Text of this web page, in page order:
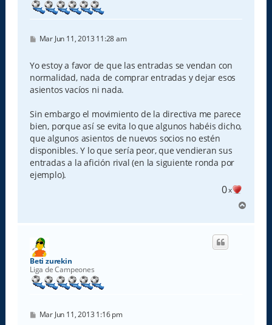
M
s
a
j
e
Mar Jun 11, 2013 11:28 am
Yo estoy a favor de que las entradas se vendan con
normalidad, nada de comprar entradas y dejar esos
asientos vacíos ni nada.
Sin embargo el movimiento de la directiva me parece
bien, porque así se evita lo que algunos habéis dicho,
que algunos asientos de nuevos socios no estén
disponibles. Y lo que sería peor, que vendieran sus
entradas a la afición rival (en la siguiente ronda por
ejemplo).
0x
r
Beti zurekin
Liga de Campeones
M
Mar Jun 11, 2013 1:16 pm